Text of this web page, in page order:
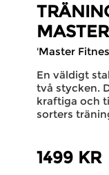
MASTER
'Master
En väldigt
två stycken.
kraftiga och
sorters
1499 KR